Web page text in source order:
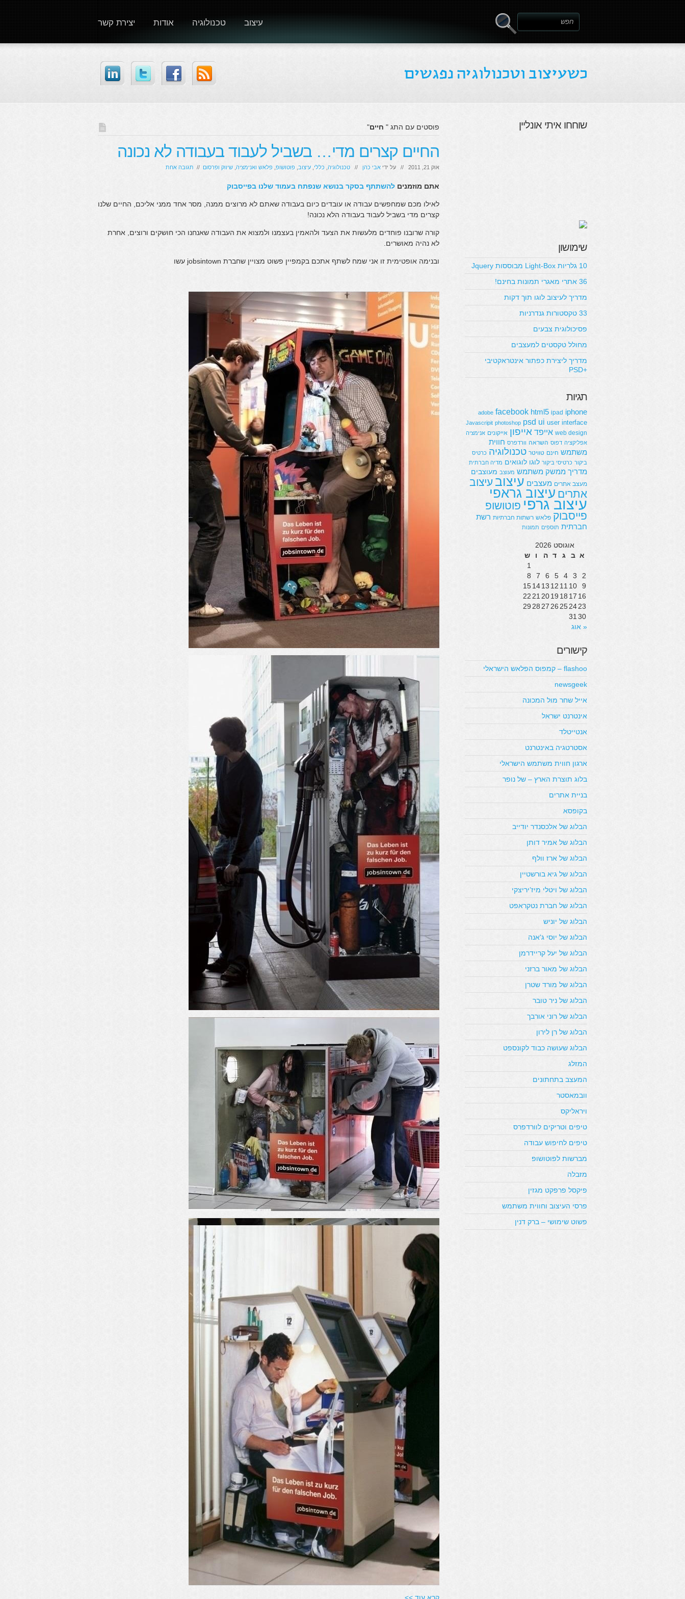
יצירת קשר אודות טכנולוגיה עיצוב
פוסטים עם התג " חיים"
החיים קצרים מדי… בשביל לעבוד בעבודה לא נכונה
אוק 21, 2011 // על ידי אבי כהן // טכנולוגיה כללי עיצוב פוטושופ פלאש ואנימציה שיווק ופרסום // תגובה אחת
אתם מוזמנים להשתתף בסקר בנושא שנפתח בעמוד שלנו בפייסבוק
לאילו מכם שמחפשים עבודה או עובדים כיום בעבודה שאתם לא מרוצים ממנה, מסר אחד ממני אליכם, החיים שלנו
קצרים מדי בשביל לעבוד בעבודה הלא נכונה!
קורה שרובנו פוחדים מלעשות את הצעד ולהאמין בעצמנו ולמצוא את העבודה שאנחנו הכי חושקים ורוצים, אחרת
לא נהיה מאושרים.
ובנימה אופטימית זו אני שמח לשתף אתכם בקמפיין פשוט מצויין שחברת jobsintown עשו
שוחחו איתי אונליין
שימושון
10 גלריות Light-Box מבוססות Jquery
36 אתרי מאגרי תמונות בחינם!
מדריך לעיצוב לוגו תוך דקות
33 טקסטורות גנדרניות
פסיכולוגית צבעים
מחולל טקסטים למעצבים
מדריך ליצירת כפתור אינטראקטיבי
+PSD
תגיות
adobe facebook html5 ipad iphone
Javascripit photoshop psd ui user interface
web design אייפד אייפון אייקונים אנימציה
אפליקציה דפוס השראה וורדפרס חווית
משתמש חינם טוויטר טכנולוגיה כרטיס
ביקור כרטיסי ביקור לוגו לוגואים מדיה חברתית
מדריך ממשק משתמש מעוצב מעוצבים
מעצב אתרים מעצבים עיצוב עיצוב
אתרים עיצוב גראפי
עיצוב גרפי פוטושופ
פייסבוק פלאש רשתות חברתיות רשת
חברתית תוספים תמונות
אוגוסט 2026
א ב ג ד ה ו
ש
1
2
3
4
5
6
7
8
9
10
11
12
13
14
15
16
17
18
19
20
21
22
23
24
25
26
27
28
29
30
31
« אוג
קישורים
flashoo – קמפוס הפלאש הישראלי
newsgeek
אייל שחר מול המכונה
אינטרנט ישראל
אנטייטלד
אסטרטגיה באינטרנט
ארגון חווית משתמש הישראלי
בלוג תוצרת הארץ – של נופר
בניית אתרים
בקופסא
הבלוג של אלכסנדר יודייב
הבלוג של אמיר דותן
הבלוג של ארז וולף
הבלוג של גיא בורשטיין
הבלוג של ויטלי מיז’יריצקי
הבלוג של חברת נטקראפט
הבלוג של יוניש
הבלוג של יוסי ג'אנה
הבלוג של יעל קריידרמן
הבלוג של מאור ברזני
הבלוג של מורד שטרן
הבלוג של ניר טובר
הבלוג של רוני אורבך
הבלוג של רן לירון
הבלוג שעושה כבוד לקונספט
המזלג
המעצב בתחתונים
וובמאסטר
ויראליקס
טיפים וטריקים לוורדפרס
טיפים לחיפוש עבודה
מברשות לפוטושופ
מזבלה
פיקסל פרפקט מגזין
פרסי העיצוב וחווית משתמש
פשוט שימושי – ברק דנין